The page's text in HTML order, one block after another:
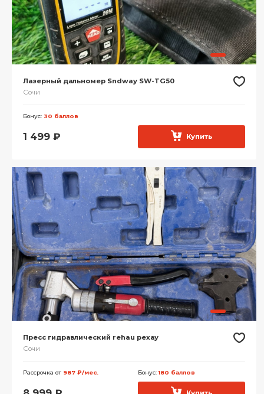
Лазерный дальномер Sndway SW-TG50
Сочи
Бонус: 30 баллов
1 499 ₽ Купить
Пресс гидравлический rehau рехау
Сочи
Рассрочка от 987 ₽/мес. Бонус:180 баллов